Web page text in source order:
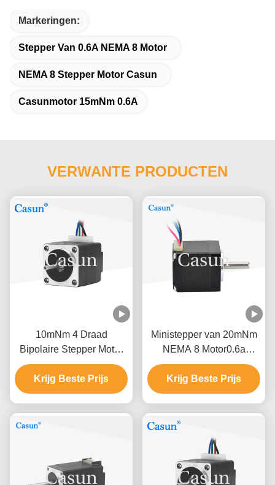
Markeringen:
Stepper Van 0.6A NEMA 8 Motor
NEMA 8 Stepper Motor Casun
Casunmotor 15mNm 0.6A
VERWANTE PRODUCTEN
10mNm 4 Draad
Bipolaire Stepper Motor
5V 0.24A Nema 8 Motor
20x20x25mm
Krijg Beste Prijs
Ministepper van 20mNm
NEMA 8 Motor0.6a
Casun Stepper Motor
voor
Schoonheidsmateriaal
Krijg Beste Prijs